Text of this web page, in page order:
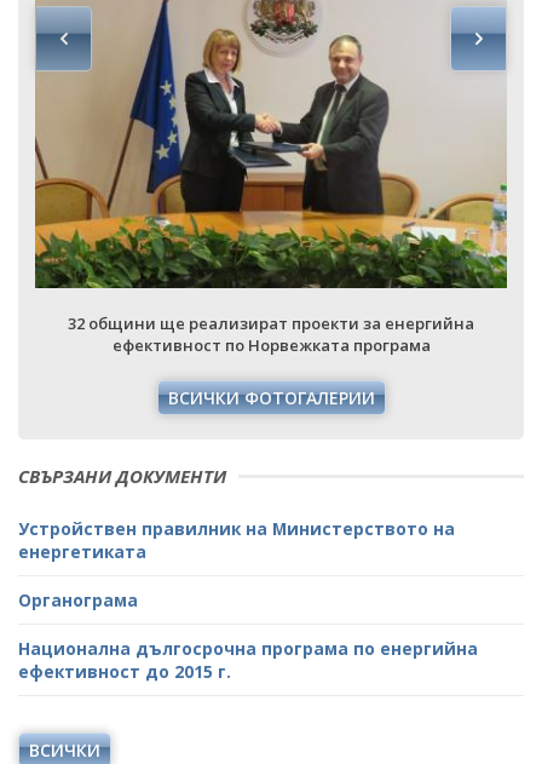
32 общини ще реализират проекти за енергийна
ефективност по Норвежката програма
ВСИЧКИ ФОТОГАЛЕРИИ
СВЪРЗАНИ ДОКУМЕНТИ
Устройствен правилник на Министерството на
енергетиката
Органограма
Национална дългосрочна програма по енергийна
ефективност до 2015 г.
ВСИЧКИ